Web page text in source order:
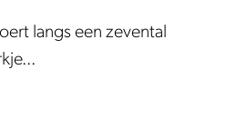
langs een zevental